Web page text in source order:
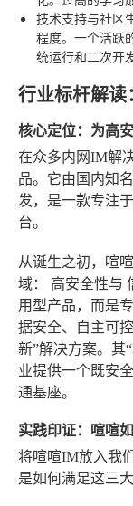
技术支持与社区
程度。一个活跃
统运行和二次开
行业标杆解
核心定位：为高
在众多内网IM解
品。它由国内知
发，是一款专注
台。
从诞生之初，喧
域： 高安全性与
用型产品，而是
据安全、自主可
新”解决方案。其
业提供一个既安
通基座。
实践印证：喧喧
将喧喧IM放入我
是如何满足这三大